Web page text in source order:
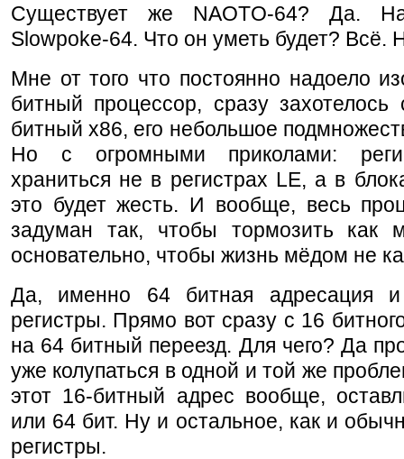
Существует же NAOTO-64? Да.
Slowpoke-64. Что он уметь будет? Всё.
Мне от того что постоянно надоело
битный процессор, сразу захотелось
битный x86, его небольшое
Но с огромными приколами:
храниться не в регистрах LE, а в
это будет жесть. И вообще, весь
задуман так, чтобы тормозить как
основательно, чтобы жизнь мёдом не
Да, именно 64 битная адресация
регистры. Прямо вот сразу с 16
на 64 битный переезд. Для чего? Да
уже колупаться в одной и той же
этот 16-битный адрес вообще,
или 64 бит. Ну и остальное, как и
регистры.